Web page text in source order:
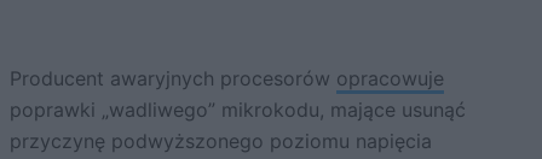
Producent awaryjnych procesorów opracowuje
poprawki „wadliwego” mikrokodu, mające usunąć
przyczynę podwyższonego poziomu napięcia